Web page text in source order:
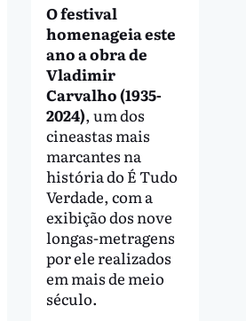
O festival
homenageia este
ano a obra de
Vladimir
Carvalho (1935-
2024), um dos
cineastas mais
marcantes na
história do É Tudo
Verdade, com a
exibição dos nove
longas-metragens
por ele realizados
em mais de meio
século.